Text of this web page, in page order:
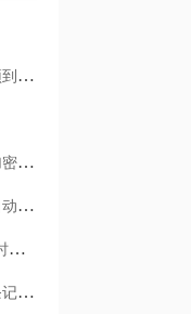
临时插进来的紧急任务，哪款备忘录支持快速置顶到清单首位？
日记和账号密码需要安全存放，哪款备忘录支持加密保护？
安卓手机换机后数据会丢吗？哪款便签支持云端自动备份？
有没有支持农历提醒桌面小组件的便签app，倒计时一目了然
哪款记录软件支持卸载前自动同步，确保最后一条记录不丢失？